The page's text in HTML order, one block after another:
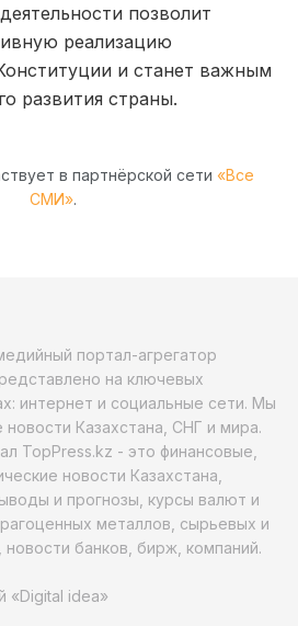
позволит
реализацию
и станет важным
развития страны.
в партнёрской сети «Все
СМИ».
портал-агрегатор
на ключевых
интернет и социальные сети. Мы
Казахстана, СНГ и мира.
TopPress.kz - это финансовые,
новости Казахстана,
и прогнозы, курсы валют и
металлов, сырьевых и
банков, бирж, компаний.
«Digital idea»